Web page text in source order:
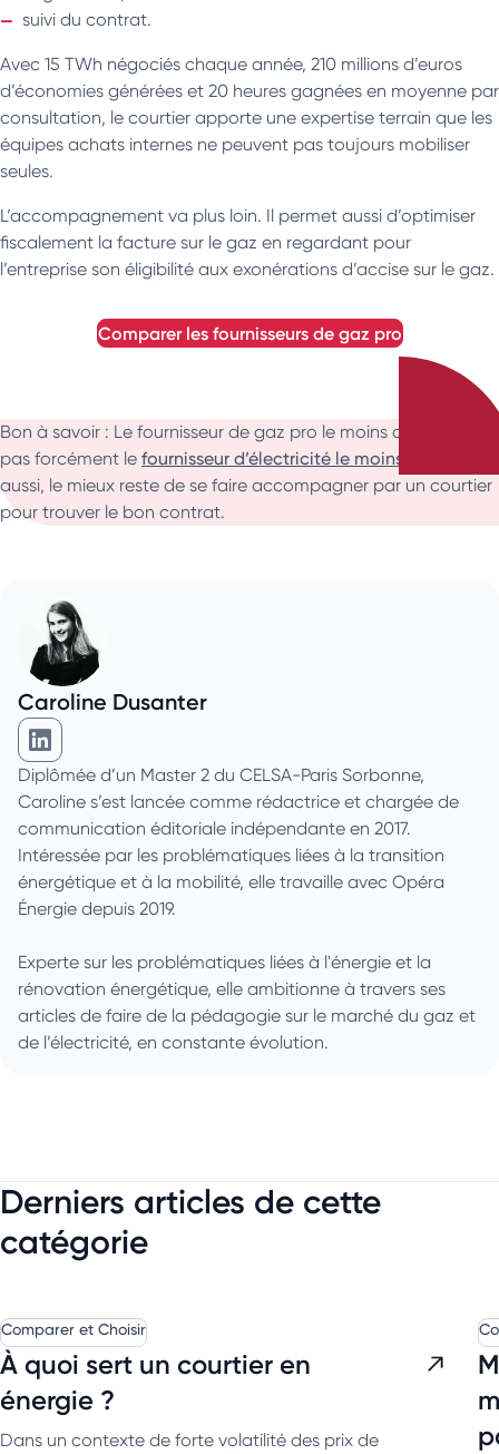
suivi du contrat.
Avec 15 TWh négociés chaque année, 210 millions d’euros
d’économies générées et 20 heures gagnées en moyenne par
consultation, le courtier apporte une expertise terrain que les
équipes achats internes ne peuvent pas toujours mobiliser
seules.
L’accompagnement va plus loin. Il permet aussi d’optimiser
fiscalement la facture sur le gaz en regardant pour
l’entreprise son éligibilité aux exonérations d’accise sur le gaz.
comparer les fournisseurs de gaz pro
Bon à savoir : Le fournisseur de gaz pro le moins cher n’est
pas forcément le fournisseur d’électricité le moins cher
aussi, le mieux reste de se faire accompagner par un courtier
pour trouver le bon contrat.
Caroline Dusanter
Caroline Dusanter sur Linkedin
Diplômée d’un Master 2 du CELSA-Paris Sorbonne,
Caroline s’est lancée comme rédactrice et chargée de
communication éditoriale indépendante en 2017.
Intéressée par les problématiques liées à la transition
énergétique et à la mobilité, elle travaille avec Opéra
Énergie depuis 2019.
Experte sur les problématiques liées à l'énergie et la
rénovation énergétique, elle ambitionne à travers ses
articles de faire de la pédagogie sur le marché du gaz et
de l’électricité, en constante évolution.
Derniers articles de cette
catégorie
Comparer et Choisir
À quoi sert un courtier en
énergie ?
Dans un contexte de forte volatilité des prix de